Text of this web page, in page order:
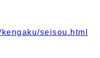
seisou.html